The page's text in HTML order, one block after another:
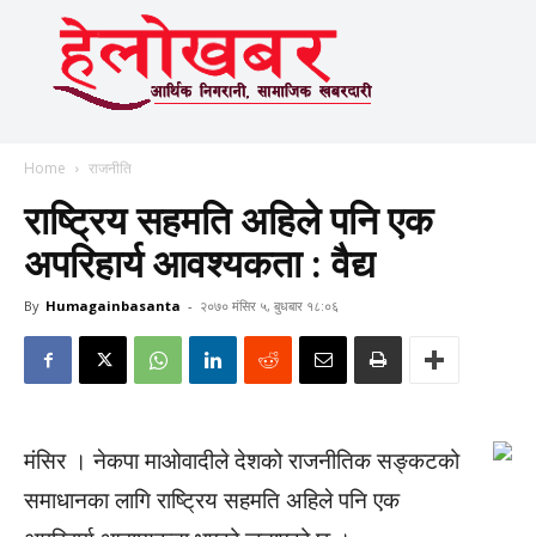
Home राजनीति
राष्ट्रिय सहमति अहिले पनि एक
अपरिहार्य आवश्यकता : वैद्य
By Humagainbasanta - २०७० मंसिर ५, बुधबार १८:०६
मंसिर । नेकपा माओवादीले देशको राजनीतिक सङ्कटको
समाधानका लागि राष्ट्रिय सहमति अहिले पनि एक